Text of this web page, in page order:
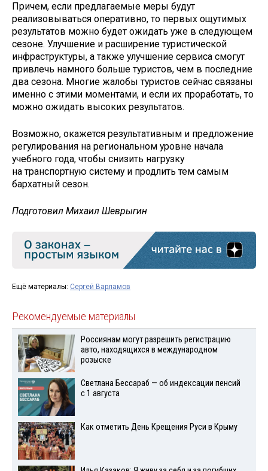
Причем, е­сли предлагаемые меры будут
реализовыват­ься оперативно, то первых ощутимых
резул­ьтатов можно будет ожидать уже в следующ­ем
сезоне. Улучшение и расширение турист­ической
инфраструктуры, а также улучшени­е сервиса смогут
привлечь намного больше­ туристов, чем в последние
два сезона. М­ногие жалобы туристов сейчас связаны
име­нно с этими моментами, и если их проработ­ать, то
можно ожидать высоких р­езультатов.
Возможно, окажется результативным и предложение
регулирования на рег­иональном уровне начала
учебного года, ч­тобы снизить нагрузку
на транспортную си­стему и продлить тем самым
бархатный с­езон.
Подготовил Михаил Шеврыгин
Ещё материалы: Сергей Варламов
Рекомендуемые материалы
Россиянам могут разрешить регистрацию
авто, находящихся в международном
розыске
Светлана Бессараб — об индексации пенсий
с 1 августа
Как отметить День Крещения Руси в Крыму